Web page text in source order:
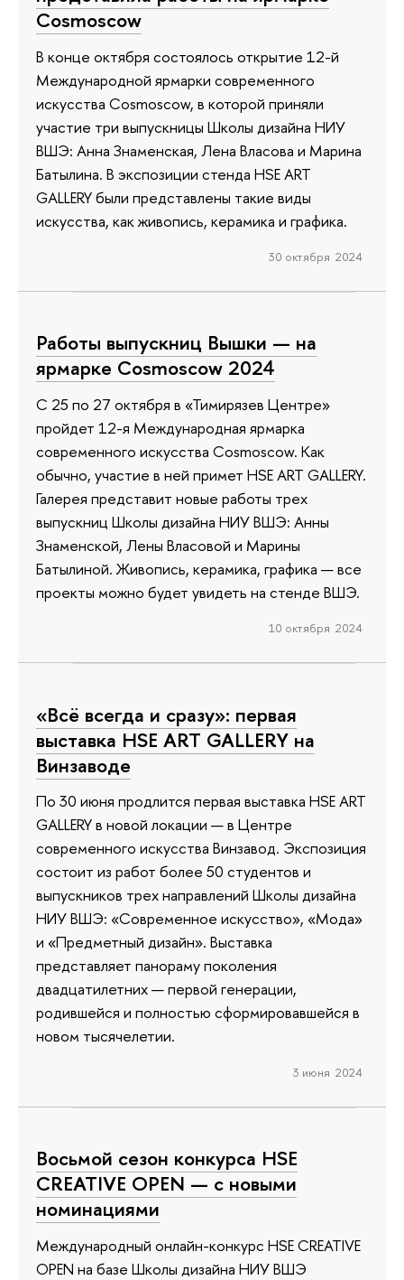
Cosmoscow
В конце октября состоялось открытие 12-й
Международной ярмарки современного
искусства Cosmoscow, в которой приняли
участие три выпускницы Школы дизайна НИУ
ВШЭ: Анна Знаменская, Лена Власова и Марина
Батылина. В экспозиции стенда HSE ART
GALLERY были представлены такие виды
искусства, как живопись, керамика и графика.
30 октября 2024
Работы выпускниц Вышки — на
ярмарке Cosmoscow 2024
С 25 по 27 октября в «Тимирязев Центре»
пройдет 12-я Международная ярмарка
современного искусства Cosmoscow. Как
обычно, участие в ней примет HSE ART GALLERY.
Галерея представит новые работы трех
выпускниц Школы дизайна НИУ ВШЭ: Анны
Знаменской, Лены Власовой и Марины
Батылиной. Живопись, керамика, графика — все
проекты можно будет увидеть на стенде ВШЭ.
10 октября 2024
«Всё всегда и сразу»: первая
выставка HSE ART GALLERY на
Винзаводе
По 30 июня продлится первая выставка HSE ART
GALLERY в новой локации — в Центре
современного искусства Винзавод. Экспозиция
состоит из работ более 50 студентов и
выпускников трех направлений Школы дизайна
НИУ ВШЭ: «Современное искусство», «Мода»
и «Предметный дизайн». Выставка
представляет панораму поколения
двадцатилетних — первой генерации,
родившейся и полностью сформировавшейся в
новом тысячелетии.
3 июня 2024
Восьмой сезон конкурса HSE
CREATIVE OPEN — с новыми
номинациями
Международный онлайн-конкурс HSE CREATIVE
OPEN на базе Школы дизайна НИУ ВШЭ